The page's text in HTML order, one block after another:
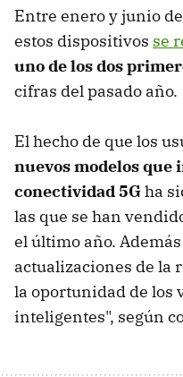
Entre enero y junio
estos dispositivos se
uno de los dos
cifras del pasado año.
El hecho de que los
nuevos modelos que
conectividad 5Gha
las que se han
el último año.
actualizaciones de la
la oportunidad de los
inteligentes", según